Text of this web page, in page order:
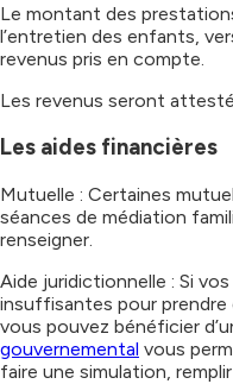
Le montant des
l’entretien des enfants,
revenus pris en compte.
Les revenus seront
Les aides financières
Mutuelle : Certaines
séances de médiation
renseigner.
Aide juridictionnelle : Si
insuffisantes pour
vous pouvez bénéficier
gouvernemental vous
faire une simulation,